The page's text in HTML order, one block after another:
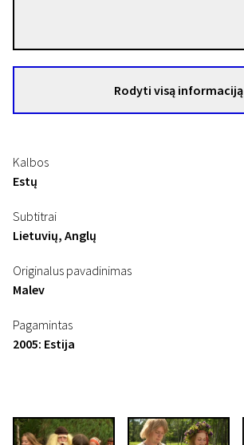
Rodyti visą informaciją
Kalbos
Estų
Subtitrai
Lietuvių, Anglų
Originalus pavadinimas
Malev
Pagamintas
2005: Estija